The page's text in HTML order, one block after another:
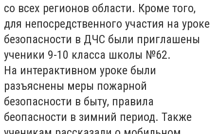
со всех регионов области. Кроме того,
для непосредственного участия на уроке
безопасности в ДЧС были приглашены
ученики 9-10 класса школы №62.
На интерактивном уроке были
разъяснены меры пожарной
безопасности в быту, правила
беопасности в зимний период. Также